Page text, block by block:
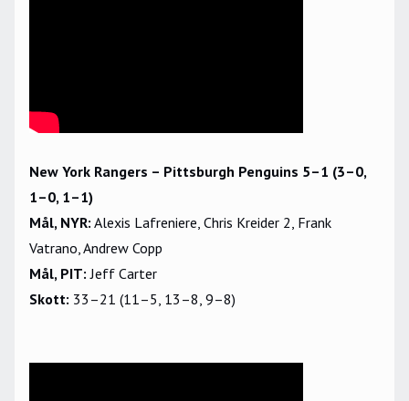
New York Rangers – Pittsburgh Penguins 5–1 (3–0,
1–0, 1–1)
Mål, NYR: Alexis Lafreniere, Chris Kreider 2, Frank
Vatrano, Andrew Copp
Mål, PIT: Jeff Carter
Skott: 33–21 (11–5, 13–8, 9–8)